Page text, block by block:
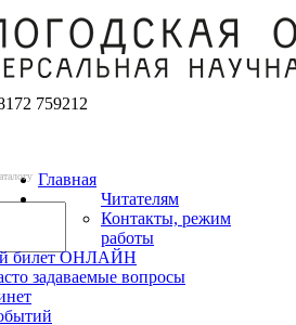
759212
Главная
Читателям
Контакты, режим
работы
билет ОНЛАЙН
задаваемые вопросы